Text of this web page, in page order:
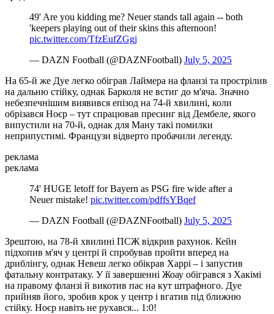
49' Are you kidding me? Neuer stands tall again -- both
'keepers playing out of their skins this afternoon!
pic.twitter.com/TfzEufZGgj
— DAZN Football (@DAZNFootball) July 5, 2025
На 65-й же Дуе легко обіграв Лаймера на фланзі та прострілив
на дальню стійку, однак Барколя не встиг до м'яча. Значно
небезпечнішим виявився епізод на 74-й хвилині, коли
обрізався Ноєр – тут спрацював пресинг від Дембеле, якого
випустили на 70-й, однак для Ману такі помилки
неприпустимі. Французи відверто пробачили легенду.
реклама
реклама
74' HUGE letoff for Bayern as PSG fire wide after a
Neuer mistake! pic.twitter.com/pdffsYBqef
— DAZN Football (@DAZNFootball) July 5, 2025
Зрештою, на 78-й хвилині ПСЖ відкрив рахунок. Кейн
підхопив м'яч у центрі й спробував пройти вперед на
дриблінгу, однак Невеш легко обікрав Харрі – і запустив
фатальну контратаку. У її завершенні Жоау обігрався з Хакімі
на правому фланзі й викотив пас на кут штрафного. Дуе
прийняв його, зробив крок у центр і вгатив під ближню
стійку. Ноєр навіть не рухався... 1:0!